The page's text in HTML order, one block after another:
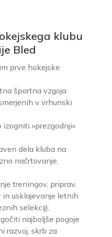
klubu
Bled
prve hokejske
športna vzgoja
v vrhunski
izogniti »prezgodnji«
dela kluba na
načrtovanje,
treningov, priprav,
in usklajevanje letnih
selekcij);
najboljše pogoje
razvoj, skrb za